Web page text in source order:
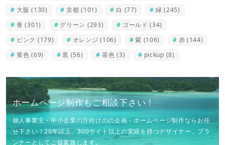
大阪 (130) 京都 (101) 白 (77) 緑 (245)
青 (301) グリーン (293) ゴールド (34)
ピンク (179) オレンジ (106) 紫 (106) 赤 (144)
黄色 (69) 黒 (56) 茶色 (3) pickup (8)
ホームページ制作もご相談下さい！
個人事業主・中小企業の方向けのの企画・ホームページ制作ならお任
せ下さい！20年以上、300サイト以上の実績を持つデザイナー、プラ
ンナーとしてご提案致します。